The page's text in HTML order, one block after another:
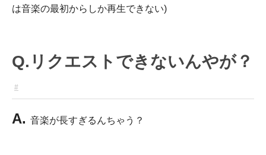
は音楽の最初からしか再生できない)
Q.リクエストできないんやが？
#
A. 音楽が長すぎるんちゃう？